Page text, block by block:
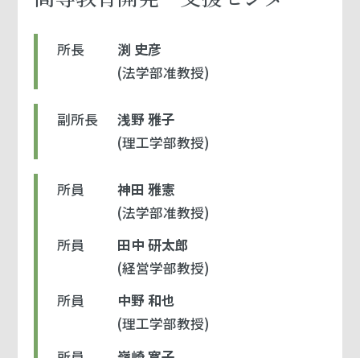
所長
渕 史彦
(法学部准教授)
副所長
浅野 雅子
(理工学部教授)
所員
神田 雅憲
(法学部准教授)
所員
田中 研太郎
(経営学部教授)
所員
中野 和也
(理工学部教授)